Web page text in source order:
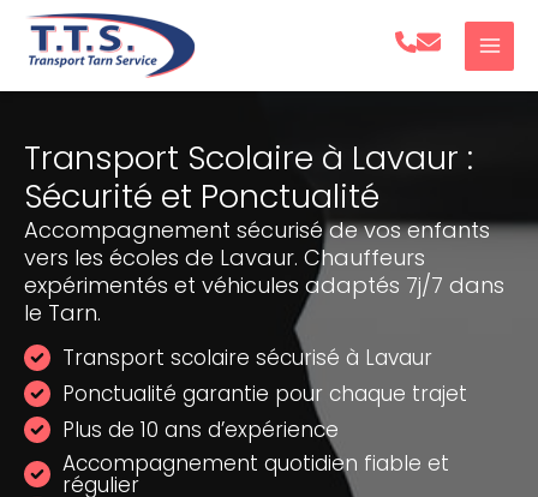
Aller
Transport Scolaire à Lavaur :
Sécurité et Ponctualité
Accompagnement sécurisé de vos enfants
vers les écoles de Lavaur. Chauffeurs
expérimentés et véhicules adaptés 7j/7 dans
le Tarn.
Transport scolaire sécurisé à Lavaur
Ponctualité garantie pour chaque trajet
Plus de 10 ans d’expérience
Accompagnement quotidien fiable et
régulier